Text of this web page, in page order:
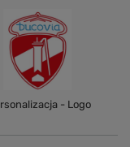
- Logo